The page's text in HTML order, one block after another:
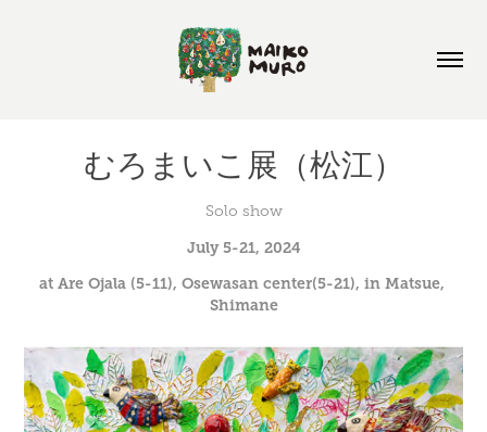
むろまいこ展（松江）
Solo show
July 5-21, 2024
at Are Ojala (5-11), Osewasan center(5-21), in Matsue,
Shimane